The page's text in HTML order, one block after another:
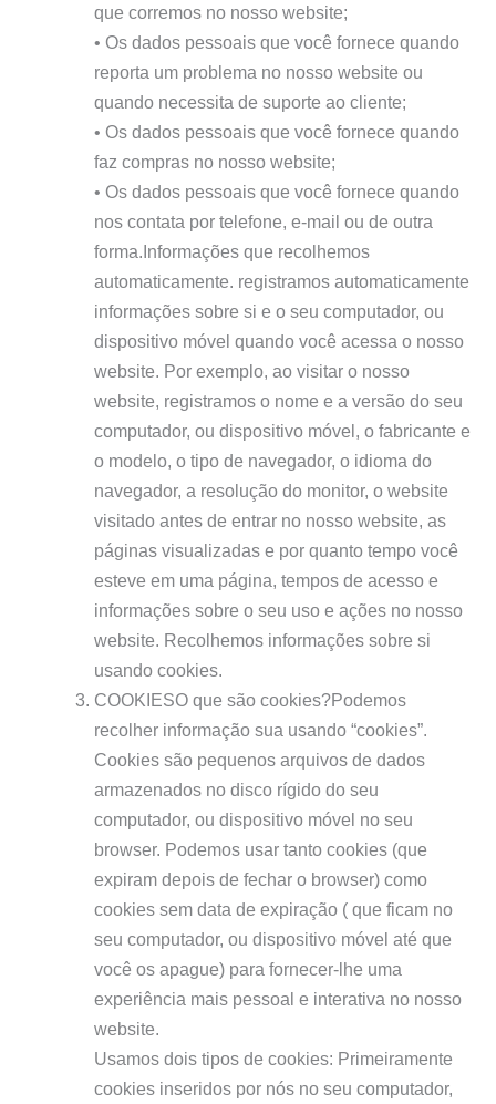
que corremos no nosso website;
• Os dados pessoais que você fornece quando
reporta um problema no nosso website ou
quando necessita de suporte ao cliente;
• Os dados pessoais que você fornece quando
faz compras no nosso website;
• Os dados pessoais que você fornece quando
nos contata por telefone, e-mail ou de outra
forma.Informações que recolhemos
automaticamente. registramos automaticamente
informações sobre si e o seu computador, ou
dispositivo móvel quando você acessa o nosso
website. Por exemplo, ao visitar o nosso
website, registramos o nome e a versão do seu
computador, ou dispositivo móvel, o fabricante e
o modelo, o tipo de navegador, o idioma do
navegador, a resolução do monitor, o website
visitado antes de entrar no nosso website, as
páginas visualizadas e por quanto tempo você
esteve em uma página, tempos de acesso e
informações sobre o seu uso e ações no nosso
website. Recolhemos informações sobre si
usando cookies.
COOKIESO que são cookies?Podemos
recolher informação sua usando “cookies”.
Cookies são pequenos arquivos de dados
armazenados no disco rígido do seu
computador, ou dispositivo móvel no seu
browser. Podemos usar tanto cookies (que
expiram depois de fechar o browser) como
cookies sem data de expiração ( que ficam no
seu computador, ou dispositivo móvel até que
você os apague) para fornecer-lhe uma
experiência mais pessoal e interativa no nosso
website.
Usamos dois tipos de cookies: Primeiramente
cookies inseridos por nós no seu computador,